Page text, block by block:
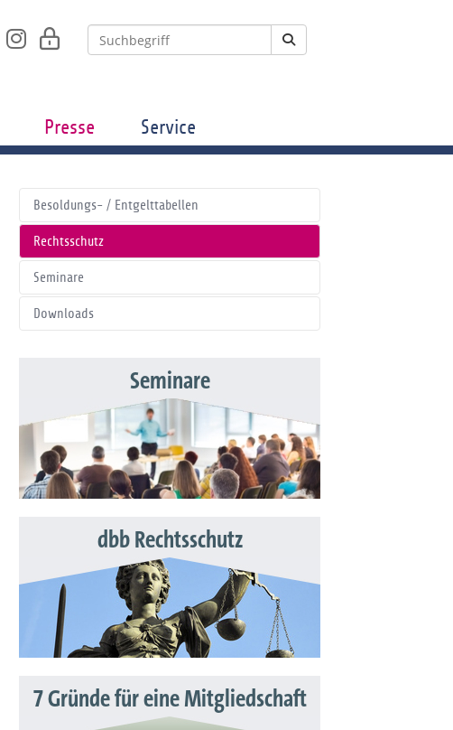
Presse Service
Besoldungs- / Entgelttabellen
Rechtsschutz
Seminare
Downloads
Seminare
dbb Rechtsschutz
7 Gründe für eine Mitgliedschaft